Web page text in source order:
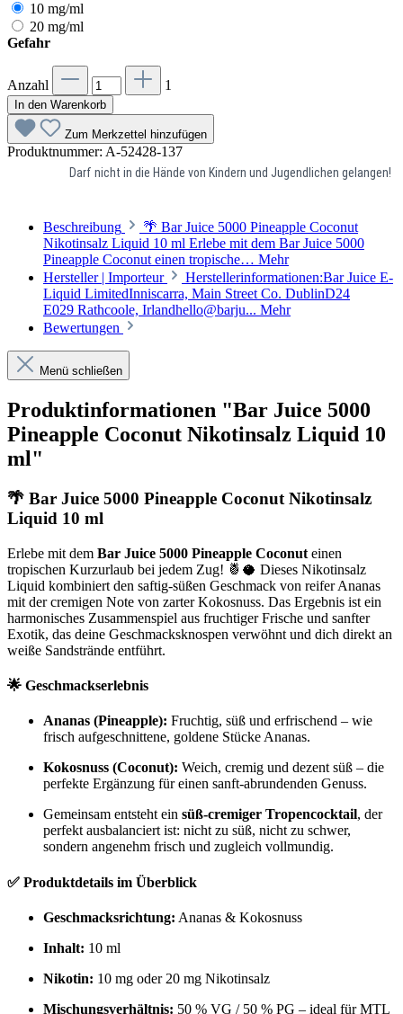
10 mg/ml
20 mg/ml
Gefahr
Anzahl 1
In den Warenkorb
Zum Merkzettel hinzufügen
Produktnummer: A-52428-137
Darf nicht in die Hände von Kindern und Jugendlichen gelangen!
Beschreibung
🌴 Bar Juice 5000 Pineapple Coconut
Nikotinsalz Liquid 10 ml Erlebe mit dem Bar Juice 5000
Pineapple Coconut einen tropische… Mehr
Hersteller | Importeur
Herstellerinformationen:Bar Juice E-
Liquid LimitedInniscarra, Main Street Co. DublinD24
E029 Rathcoole, Irlandhello@barju... Mehr
Bewertungen
Menü schließen
Produktinformationen "Bar Juice 5000
Pineapple Coconut Nikotinsalz Liquid 10
ml"
🌴 Bar Juice 5000 Pineapple Coconut Nikotinsalz
Liquid 10 ml
Erlebe mit dem Bar Juice 5000 Pineapple Coconut einen
tropischen Kurzurlaub bei jedem Zug! 🍍🥥 Dieses Nikotinsalz
Liquid kombiniert den saftig-süßen Geschmack von reifer Ananas
mit der cremigen Note von zarter Kokosnuss. Das Ergebnis ist ein
harmonisches Zusammenspiel aus fruchtiger Frische und sanfter
Exotik, das deine Geschmacksknospen verwöhnt und dich direkt an
weiße Sandstrände entführt.
🌟 Geschmackserlebnis
Ananas (Pineapple): Fruchtig, süß und erfrischend – wie
frisch aufgeschnittene, goldene Stücke Ananas.
Kokosnuss (Coconut): Weich, cremig und dezent süß – die
perfekte Ergänzung für einen sanft-abrundenden Genuss.
Gemeinsam entsteht ein süß-cremiger Tropencocktail, der
perfekt ausbalanciert ist: nicht zu süß, nicht zu schwer,
sondern angenehm frisch und zugleich vollmundig.
✅ Produktdetails im Überblick
Geschmacksrichtung: Ananas & Kokosnuss
Inhalt: 10 ml
Nikotin: 10 mg oder 20 mg Nikotinsalz
Mischungsverhältnis: 50 % VG / 50 % PG – ideal für MTL